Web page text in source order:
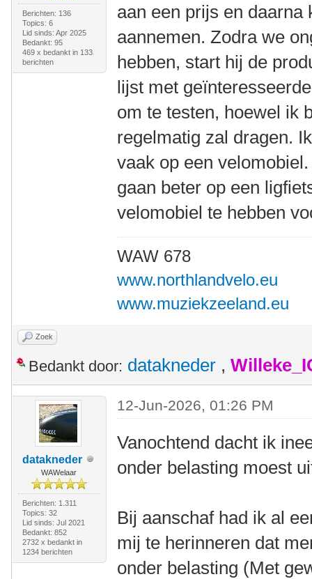
Berichten: 136
Topics: 6
Lid sinds: Apr 2025
Bedankt: 95
469 x bedankt in 133
berichten
aan een prijs en
aannemen. Zodra we
hebben, start hij de
lijst met
om te testen, hoewel ik
regelmatig zal dragen.
vaak op een
gaan beter op een
velomobiel te hebben
WAW 678
www.northlandvelo.eu
www.muziekzeeland.eu
Zoek
Bedankt door: datakneder ,
datakneder
WAWelaar
Berichten: 1.311
Topics: 32
Lid sinds: Jul 2021
Bedankt: 852
2732 x bedankt in
1234 berichten
12-Jun-2026, 01:26 PM
Vanochtend dacht ik
onder belasting moest
Bij aanschaf had ik al
mij te herinneren dat
onder belasting (Met